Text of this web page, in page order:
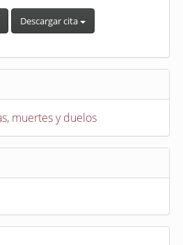
Descargar cita
muertes y duelos